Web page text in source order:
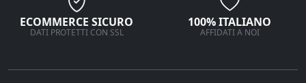
ECOMMERCE SICURO
DATI PROTETTI CON SSL
100% ITALIANO
AFFIDATI A NOI